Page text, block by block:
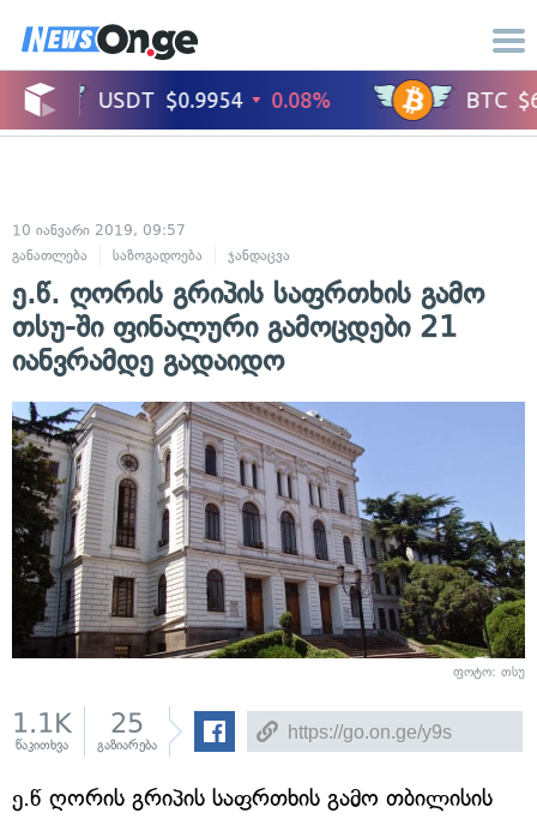
10 იანვარი 2019, 09:57
განათლება
საზოგადოება ჯანდაცვა
ე.წ. ღორის გრიპის საფრთხის გამო
თსუ-ში ფინალური გამოცდები 21
იანვრამდე გადაიდო
ფოტო: თსუ
1.1K
წაკითხვა
25
გაზიარება
ე.წ ღორის გრიპის საფრთხის გამო თბილისის